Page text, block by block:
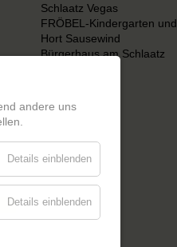
Schlaatz Vegas
FRÖBEL-Kindergarten und
Hort Sausewind
Bürgerhaus am Schlaatz
andere uns
Details einblenden
Details einblenden